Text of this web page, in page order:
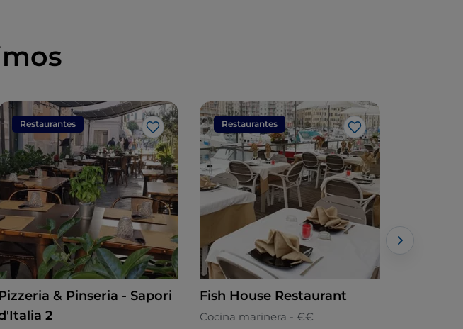
Restaurantes
Me gusta
& Pinseria - Sapori
2
Restaurantes
Me gusta
Fish House Restaurant
Cocina marinera - €€